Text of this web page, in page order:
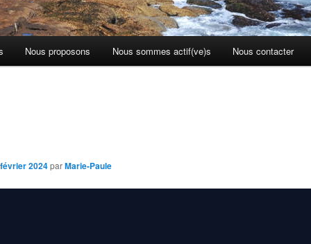
Nous proposons Nous sommes actif(ve)s Nous contacter
2024parMarie-Paule